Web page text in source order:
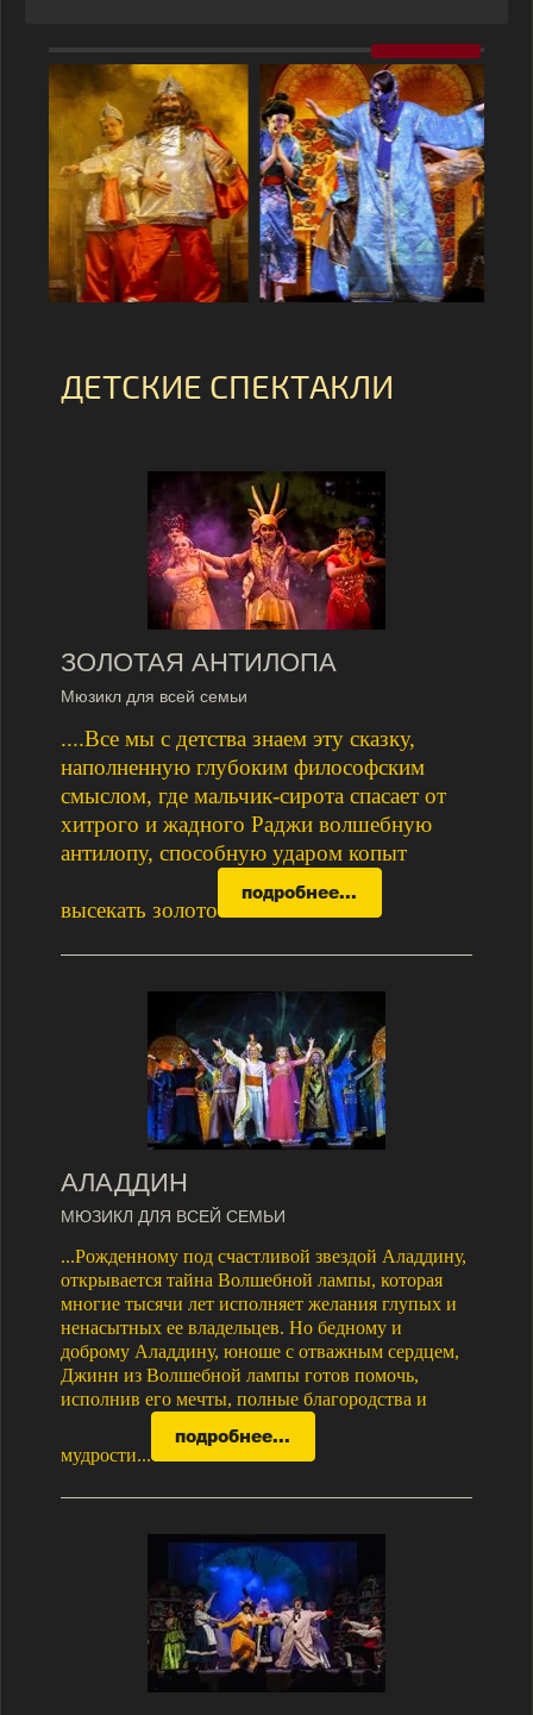
ДЕТСКИЕ СПЕКТАКЛИ
ЗОЛОТАЯ АНТИЛОПА
Мюзикл для всей семьи
....Все мы с детства знаем эту сказку,
наполненную глубоким философским
смыслом, где мальчик-сирота спасает от
хитрого и жадного Раджи волшебную
антилопу, способную ударом копыт
высекать золото
АЛАДДИН
МЮЗИКЛ ДЛЯ ВСЕЙ СЕМЬИ
...Рожденному под счастливой звездой Аладдину,
открывается тайна Волшебной лампы, которая
многие тысячи лет исполняет желания глупых и
ненасытных ее владельцев. Но бедному и
доброму Аладдину, юноше с отважным сердцем,
Джинн из Волшебной лампы готов помочь,
исполнив его мечты, полные благородства и
мудрости...